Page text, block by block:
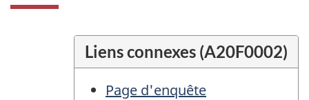
Liens connexes (A20F0002)
Page d'enquête